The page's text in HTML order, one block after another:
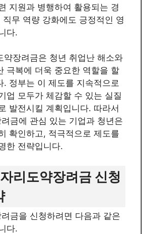
지원과 병행하여 활용되는 경
무 역량 강화에도 긍정적인 영
다.
약장려금은 청년 취업난 해소와
극복에 더욱 중요한 역할을 할
. 정부는 이 제도를 지속적으로
업 모두가 체감할 수 있는 실질
발전시킬 계획입니다. 따라서
금에 관심 있는 기업과 청년은
확인하고, 적극적으로 제도를
한 전략입니다.
리도약장려금 신청
금을 신청하려면 다음과 같은
다.